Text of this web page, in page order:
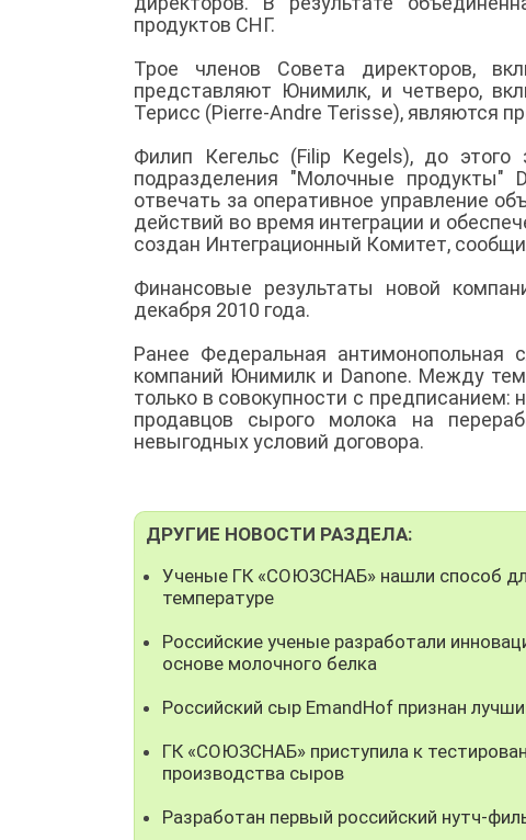
продуктов СНГ.
Трое членов Совета директоров,
представляют Юнимилк, и четверо,
Терисс (Pierre-Andre Terisse), являются
Филип Кегельс (Filip Kegels), до этого
подразделения "Молочные продукты"
отвечать за оперативное управление
действий во время интеграции и
создан Интеграционный Комитет,
Финансовые результаты новой
декабря 2010 года.
Ранее Федеральная антимонопольная
компаний Юнимилк и Danone. Между
только в совокупности с
продавцов сырого молока на
невыгодных условий договора.
ДРУГИЕ НОВОСТИ РАЗДЕЛА:
Ученые ГК «СОЮЗСНАБ» нашли способ
температуре
Российские ученые разработали
основе молочного белка
Российский сыр EmandHof признан
ГК «СОЮЗСНАБ» приступила к
производства сыров
Разработан первый российский нутч-